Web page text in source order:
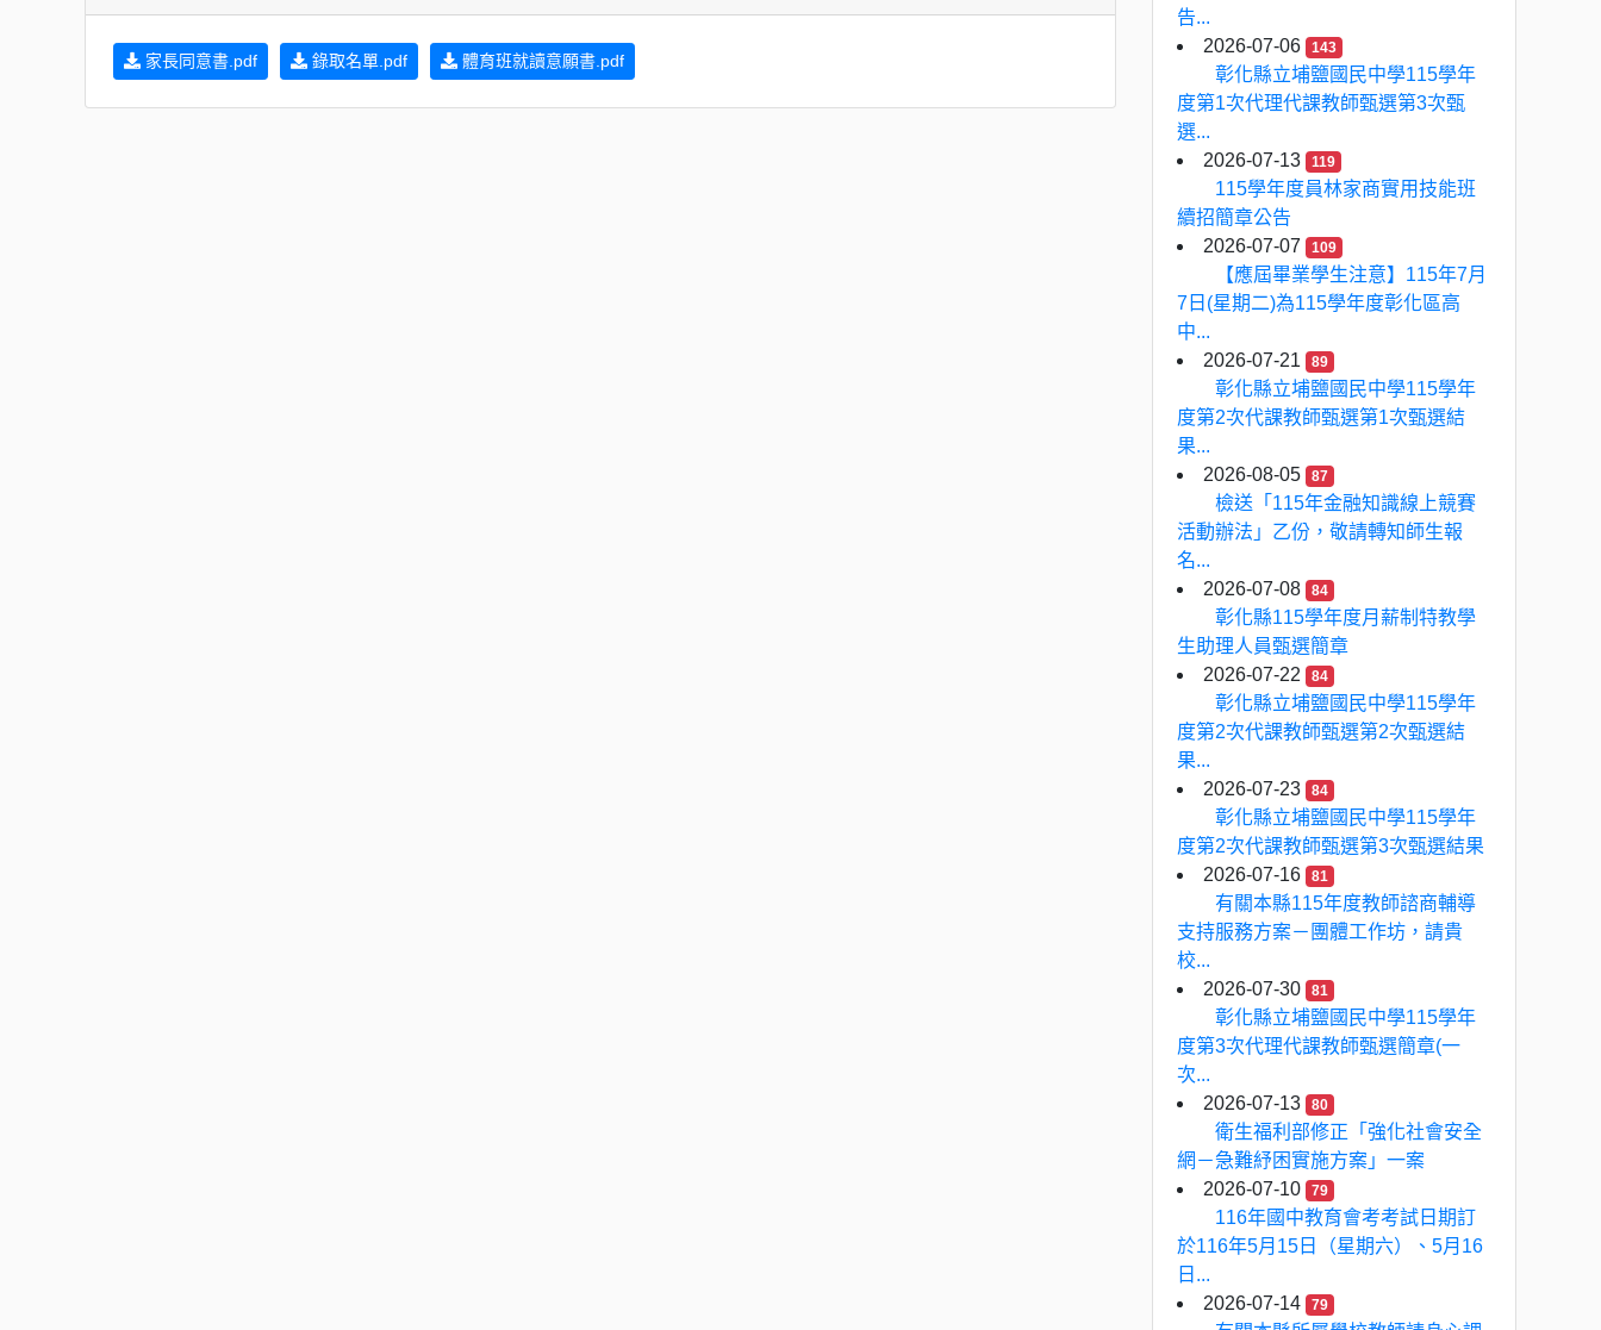
家長同意書.pdf 錄取名單.pdf 體育班就讀意願書.pdf
告...
2026-07-06
143
彰化縣立埔鹽國民中學115學年
度第1次代理代課教師甄選第3次甄
選...
2026-07-13
119
115學年度員林家商實用技能班
續招簡章公告
2026-07-07
109
【應屆畢業學生注意】115年7月
7日(星期二)為115學年度彰化區高
中...
2026-07-21
89
彰化縣立埔鹽國民中學115學年
度第2次代課教師甄選第1次甄選結
果...
2026-08-05
87
檢送「115年金融知識線上競賽
活動辦法」乙份，敬請轉知師生報
名...
2026-07-08
84
彰化縣115學年度月薪制特教學
生助理人員甄選簡章
2026-07-22
84
彰化縣立埔鹽國民中學115學年
度第2次代課教師甄選第2次甄選結
果...
2026-07-23
84
彰化縣立埔鹽國民中學115學年
度第2次代課教師甄選第3次甄選結果
2026-07-16
81
有關本縣115年度教師諮商輔導
支持服務方案－團體工作坊，請貴
校...
2026-07-30
81
彰化縣立埔鹽國民中學115學年
度第3次代理代課教師甄選簡章(一
次...
2026-07-13
80
衛生福利部修正「強化社會安全
網－急難紓困實施方案」一案
2026-07-10
79
116年國中教育會考考試日期訂
於116年5月15日（星期六）、5月16
日...
2026-07-14
79